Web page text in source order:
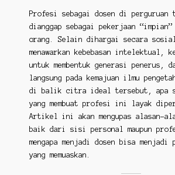
Profesi sebagai dosen di
dianggap sebagai pekerjaan
orang. Selain dihargai secara
menawarkan kebebasan intelektual,
untuk membentuk generasi penerus,
langsung pada kemajuan ilmu
di balik citra ideal tersebut, apa
yang membuat profesi ini layak
Artikel ini akan mengupas alasan-
baik dari sisi personal maupun
mengapa menjadi dosen bisa
yang memuaskan.